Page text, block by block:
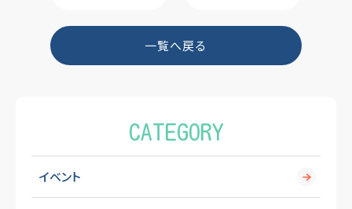
o
o
一覧へ戻る
CATEGORY
イベント